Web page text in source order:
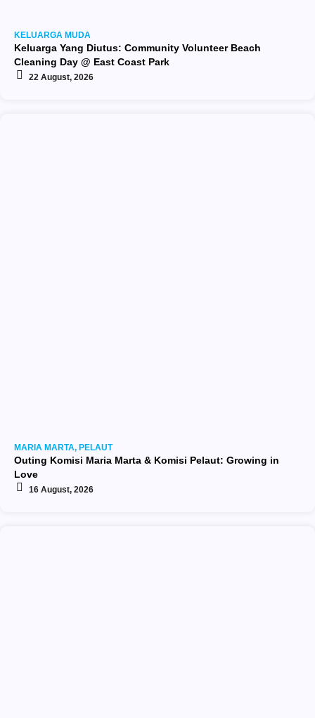
KELUARGA MUDA
Keluarga Yang Diutus: Community Volunteer Beach
Cleaning Day @ East Coast Park
22 August, 2026
MARIA MARTA, PELAUT
Outing Komisi Maria Marta & Komisi Pelaut: Growing in
Love
16 August, 2026